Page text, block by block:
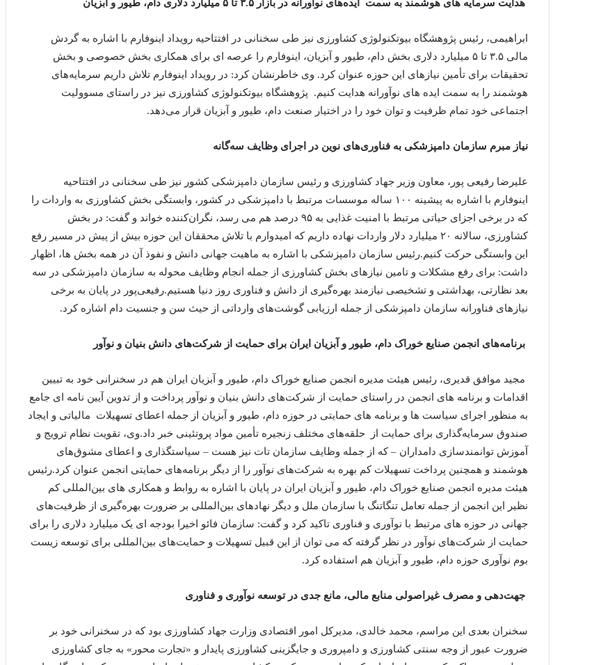
هدایت سرمایه های هوشمند به سمت ایده‌های نوآورانه در بازار ۳.۵ تا ۵ میلیارد دلاری دام، طیور و آبزیان
ابراهیمی، رئیس پژوهشگاه بیوتکنولوژی کشاورزی نیز طی سخنانی در افتتاحیه رویداد اینوفارم با اشاره به گردش
مالی ۳.۵ تا ۵ میلیارد دلاری بخش دام، طیور و آبزیان، اینوفارم را عرصه ای برای همکاری بخش خصوصی و بخش
تحقیقات برای تأمین نیازهای این حوزه عنوان کرد. وی خاطرنشان کرد: در رویداد اینوفارم تلاش داریم سرمایه‌های
هوشمند را به سمت ایده های نوآورانه هدایت کنیم. پژوهشگاه بیوتکنولوژی کشاورزی نیز در راستای مسوولیت
اجتماعی خود تمام ظرفیت و توان خود را در اختیار صنعت دام، طیور و آبزیان قرار می‌دهد.
نیاز مبرم سازمان دامپزشکی به فناوری‌های نوین در اجرای وظایف سه‌گانه
علیرضا رفیعی پور، معاون وزیر جهاد کشاورزی و رئیس سازمان دامپزشکی کشور نیز طی سخنانی در افتتاحیه
اینوفارم با اشاره به پیشینه ۱۰۰ ساله موسسات مرتبط با دامپزشکی در کشور، وابستگی بخش کشاورزی به واردات را
که در برخی اجزای حیاتی مرتبط با امنیت غذایی به ۹۵ درصد هم می رسد، نگران‌کننده خواند و گفت: در بخش
کشاورزی، سالانه ۲۰ میلیارد دلار واردات نهاده داریم که امیدوارم با تلاش محققان این حوزه بیش از پیش در مسیر رفع
این وابستگی حرکت کنیم.رئیس سازمان دامپزشکی با اشاره به ماهیت جهانی دانش و نفوذ آن در همه بخش ها، اظهار
داشت: برای رفع مشکلات و تامین نیازهای بخش کشاورزی از جمله انجام وظایف محوله به سازمان دامپزشکی در سه
بعد نظارتی، بهداشتی و تشخیصی نیازمند بهره‌گیری از دانش و فناوری روز دنیا هستیم.رفیعی‌پور در پایان به برخی
نیازهای فناورانه سازمان دامپزشکی از جمله ارزیابی گوشت‌های وارداتی از حیث سن و جنسیت دام اشاره کرد.
برنامه‌های انجمن صنایع خوراک دام، طیور و آبزیان ایران برای حمایت از شرکت‌های دانش بنیان و نوآور
مجید موافق قدیری، رئیس هیئت مدیره انجمن صنایع خوراک دام، طیور و آبزیان ایران هم در سخنرانی خود به تبیین
اقدامات و برنامه های انجمن در راستای حمایت از شرکت‌های دانش بنیان و نوآور پرداخت و از تدوین آیین نامه ای جامع
به منظور اجرای سیاست ها و برنامه های حمایتی در حوزه دام، طیور و آبزیان از جمله اعطای تسهیلات مالیاتی و ایجاد
صندوق سرمایه‌گذاری برای حمایت از حلقه‌های مختلف زنجیره تأمین مواد پروتئینی خبر داد.وی، تقویت نظام ترویج و
آموزش توانمندسازی دامداران – که از جمله وظایف سازمان تات نیز هست – سیاستگذاری و اعطای مشوق‌های
هوشمند و همچنین پرداخت تسهیلات کم بهره به شرکت‌های نوآور را از دیگر برنامه‌های حمایتی انجمن عنوان کرد.رئیس
هیئت مدیره انجمن صنایع خوراک دام، طیور و آبزیان ایران در پایان با اشاره به روابط و همکاری های بین‌المللی کم
نظیر این انجمن از جمله تعامل تنگاتنگ با سازمان ملل و دیگر نهادهای بین‌المللی بر ضرورت بهره‌گیری از ظرفیت‌های
جهانی در حوزه های مرتبط با نوآوری و فناوری تاکید کرد و گفت: سازمان فائو اخیرا بودجه ای یک میلیارد دلاری را برای
حمایت از شرکت‌های نوآور در نظر گرفته که می توان از این قبیل تسهیلات و حمایت‌های بین‌المللی برای توسعه زیست
بوم نوآوری حوزه دام، طیور و آبزیان هم استفاده کرد.
جهت‌دهی و مصرف غیراصولی منابع مالی، مانع جدی در توسعه نوآوری و فناوری
سخنران بعدی این مراسم، محمد خالدی، مدیرکل امور اقتصادی وزارت جهاد کشاورزی بود که در سخنرانی خود بر
ضرورت عبور از وجه سنتی کشاورزی و دامپروری و جایگزینی کشاورزی پایدار و «تجارت محور» به جای کشاورزی